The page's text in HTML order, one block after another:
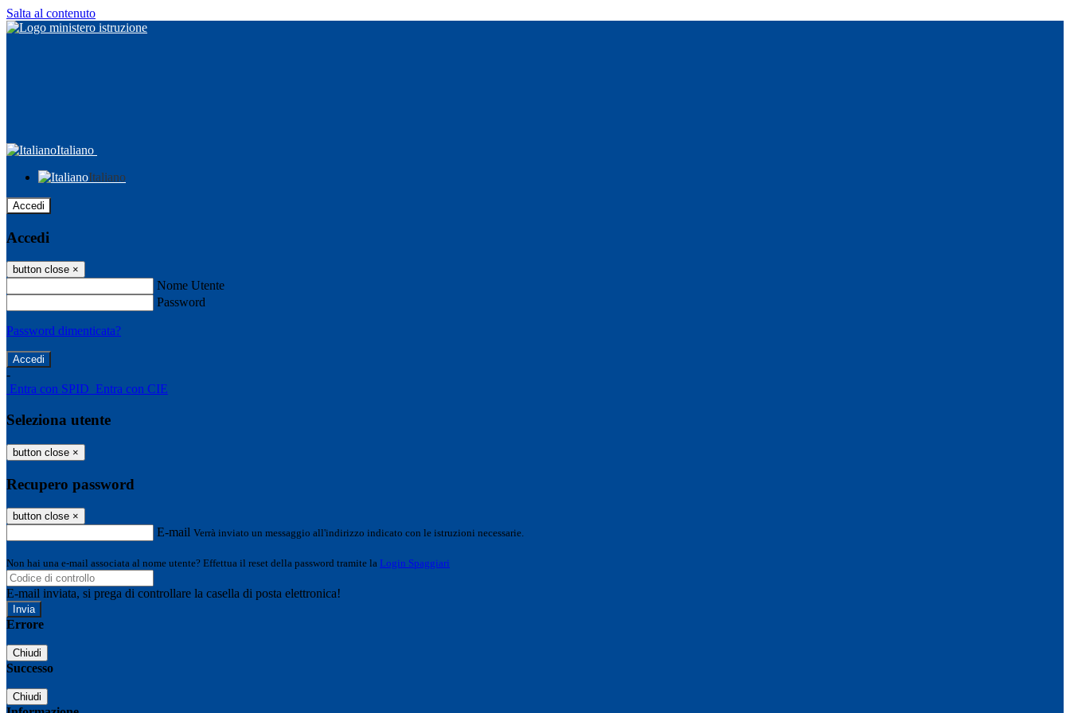
Salta al contenuto
Italiano
Italiano
Accedi
Accedi
button close ×
Nome Utente
Password
Password dimenticata?
-
Entra con SPID Entra con CIE
Seleziona utente
button close ×
Recupero password
button close ×
E-mail Verrà inviato un messaggio all'indirizzo indicato con le istruzioni necessarie.
Non hai una e-mail associata al nome utente? Effettua il reset della password tramite la Login Spaggiari
E-mail inviata, si prega di controllare la casella di posta elettronica!
Errore
Chiudi
Successo
Chiudi